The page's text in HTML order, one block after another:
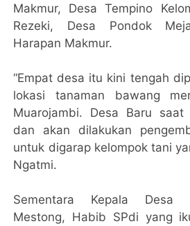
Makmur, Desa Tempino
Rezeki, Desa Pondok
Harapan Makmur.
“Empat desa itu kini tengah
lokasi tanaman bawang
Muarojambi. Desa Baru
dan akan dilakukan
untuk digarap kelompok tani
Ngatmi.
Sementara Kepala Desa
Mestong, Habib SPdi yang